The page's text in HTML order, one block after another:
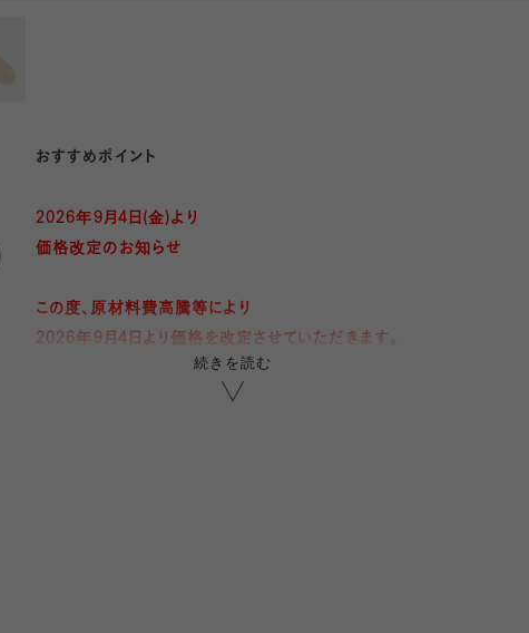
おすすめポイント
2026年9月4日(金)より
価格改定のお知らせ
この度、原材料費高騰等により
2026年9月4日より価格を改定させていただきます。
何卒、ご理解いただきますようお願い申し上げます。
続きを読む